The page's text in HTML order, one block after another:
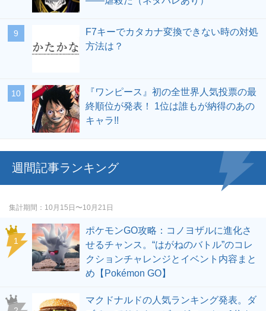
F7キーでカタカナ変換できない時の対処
方法は？
『ワンピース』初の全世界人気投票の最
終順位が発表！ 1位は誰もが納得のあの
キャラ!!
週間記事ランキング
集計期間 10月15日〜10月21日
ポケモンGO攻略：コノヨザルに進化さ
せるチャンス。“はがねのバトル”のコレ
クションチャレンジとイベント内容まと
め【Pokémon GO】
マクドナルドの人気ランキング発表。ダ